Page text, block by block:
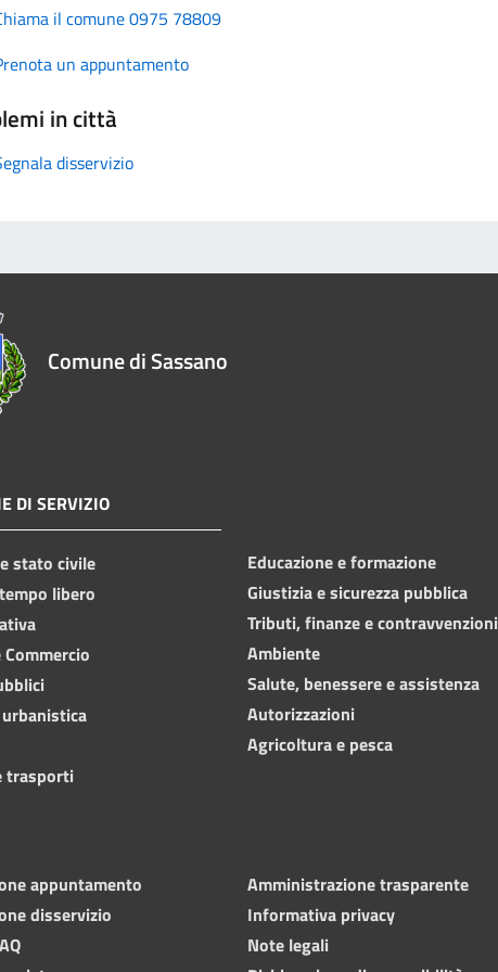
il comune 0975 78809
un appuntamento
in città
disservizio
Comune di Sassano
DI SERVIZIO
stato civile
libero
trasporti
Educazione e formazione
Giustizia e sicurezza pubblica
Tributi, finanze e contravvenzioni
Ambiente
Salute, benessere e assistenza
Autorizzazioni
Agricoltura e pesca
appuntamento
disservizio
Amministrazione trasparente
Informativa privacy
Note legali